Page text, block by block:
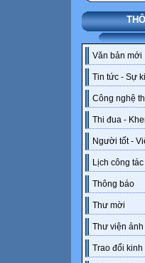
Văn bản mới
Tin tức - Sự
Công nghệ
Thi đua -
Người tốt -
Lịch công tác
Thông báo
Thư mời
Thư viện ảnh
Trao đổi